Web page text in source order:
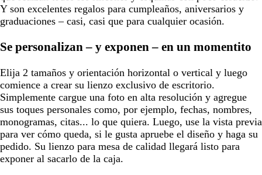
Y son excelentes regalos para cumpleaños, aniversarios y
graduaciones – casi, casi que para cualquier ocasión.
Se personalizan – y exponen – en un momentito
Elija 2 tamaños y orientación horizontal o vertical y luego
comience a crear su lienzo exclusivo de escritorio.
Simplemente cargue una foto en alta resolución y agregue
sus toques personales como, por ejemplo, fechas, nombres,
monogramas, citas... lo que quiera. Luego, use la vista previa
para ver cómo queda, si le gusta apruebe el diseño y haga su
pedido. Su lienzo para mesa de calidad llegará listo para
exponer al sacarlo de la caja.